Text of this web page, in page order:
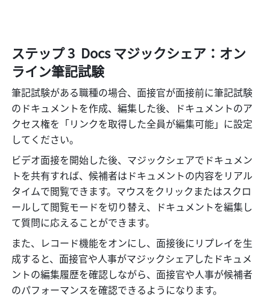
ステップ 3  Docs マジックシェア：オン
ライン筆記試験
筆記試験がある職種の場合、面接官が面接前に筆記試験
のドキュメントを作成、編集した後、ドキュメントのア
クセス権を「リンクを取得した全員が編集可能」に設定
してください。
ビデオ面接を開始した後、マジックシェアでドキュメン
トを共有すれば、候補者はドキュメントの内容をリアル
タイムで閲覧できます。マウスをクリックまたはスクロ
ールして閲覧モードを切り替え、ドキュメントを編集し
て質問に応えることができます。
また、レコード機能をオンにし、面接後にリプレイを生
成すると、面接官や人事がマジックシェアしたドキュメ
ントの編集履歴を確認しながら、面接官や人事が候補者
のパフォーマンスを確認できるようになります。